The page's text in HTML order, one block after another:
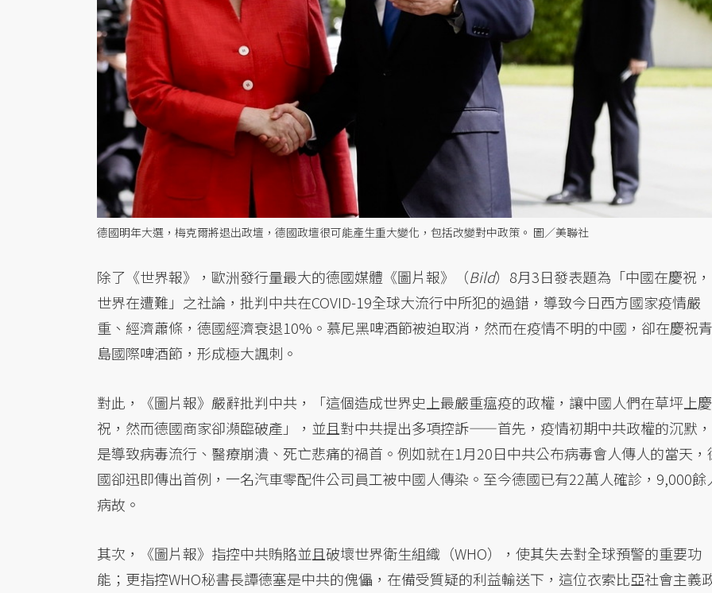
德國明年大選，梅克爾將退出政壇，德國政壇很可能產生重大變化，包括改變對中政策。 圖／美聯社
除了《世界報》，歐洲發行量最大的德國媒體《圖片報》（Bild）8月3日發表題為「中國在慶祝，
世界在遭難」之社論，批判中共在COVID-19全球大流行中所犯的過錯，導致今日西方國家疫情嚴
重、經濟蕭條，德國經濟衰退10%。慕尼黑啤酒節被迫取消，然而在疫情不明的中國，卻在慶祝青
島國際啤酒節，形成極大諷刺。
對此，《圖片報》嚴辭批判中共，「這個造成世界史上最嚴重瘟疫的政權，讓中國人們在草坪上慶
祝，然而德國商家卻瀕臨破產」，並且對中共提出多項控訴——首先，疫情初期中共政權的沉默，
是導致病毒流行、醫療崩潰、死亡悲痛的禍首。例如就在1月20日中共公布病毒會人傳人的當天，
國卻迅即傳出首例，一名汽車零配件公司員工被中國人傳染。至今德國已有22萬人確診，9,000餘
病故。
其次，《圖片報》指控中共賄賂並且破壞世界衛生組織（WHO），使其失去對全球預警的重要功
能；更指控WHO秘書長譚德塞是中共的傀儡，在備受質疑的利益輸送下，這位衣索比亞社會主義